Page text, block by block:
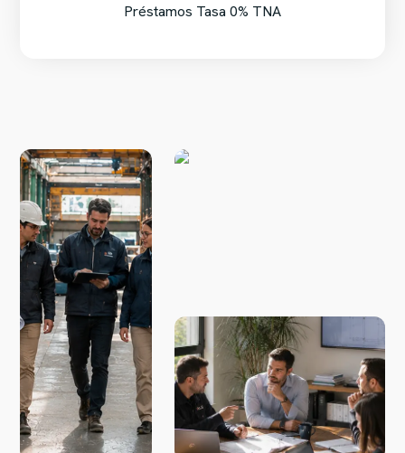
Préstamos Tasa 0% TNA